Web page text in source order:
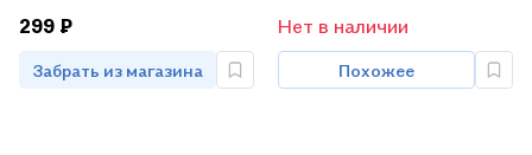
299 ₽
Забрать из магазина
Нет в наличии
Похожее